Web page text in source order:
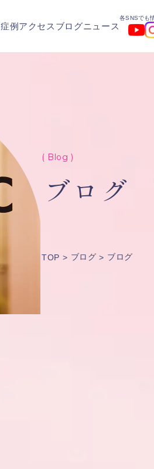
症例アクセス ブログニュース
各SNSでも
( Blog )
ブログ
TOP ブログ ブログ